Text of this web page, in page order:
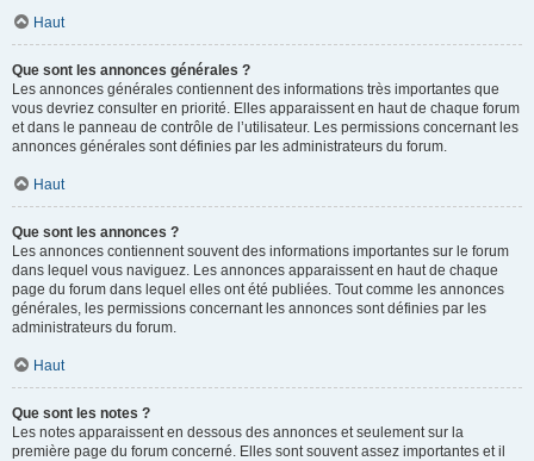
Haut
Que sont les annonces générales ?
Les annonces générales contiennent des informations très importantes que
vous devriez consulter en priorité. Elles apparaissent en haut de chaque forum
et dans le panneau de contrôle de l’utilisateur. Les permissions concernant les
annonces générales sont définies par les administrateurs du forum.
Haut
Que sont les annonces ?
Les annonces contiennent souvent des informations importantes sur le forum
dans lequel vous naviguez. Les annonces apparaissent en haut de chaque
page du forum dans lequel elles ont été publiées. Tout comme les annonces
générales, les permissions concernant les annonces sont définies par les
administrateurs du forum.
Haut
Que sont les notes ?
Les notes apparaissent en dessous des annonces et seulement sur la
première page du forum concerné. Elles sont souvent assez importantes et il